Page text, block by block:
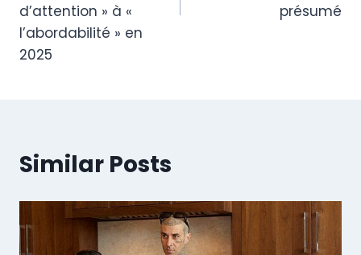
d’attention » à «
l’abordabilité » en
2025
présumé
Similar Posts